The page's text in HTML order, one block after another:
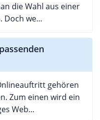
die Wahl aus einer
Doch we...
gehören
Zum einen wird ein
Web...